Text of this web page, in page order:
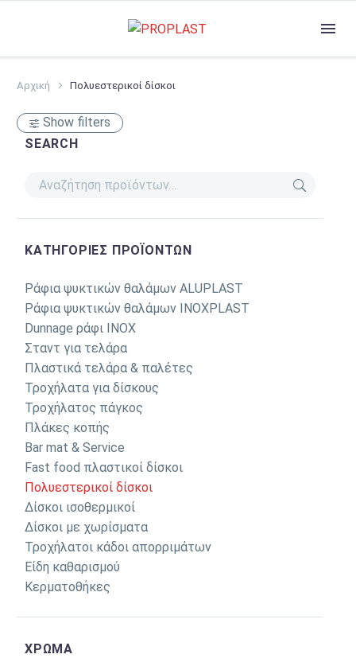
Αρχική Πολυεστερικοί δίσκοι
Show filters
SEARCH
ΚΑΤΗΓΟΡΊΕΣ ΠΡΟΪΌΝΤΩΝ
Ράφια ψυκτικών θαλάμων ALUPLAST
Ράφια ψυκτικών θαλάμων INOXPLAST
Dunnage ράφι INOX
Σταντ για τελάρα
Πλαστικά τελάρα & παλέτες
Τροχήλατα για δίσκους
Τροχήλατος πάγκος
Πλάκες κοπής
Bar mat & Service
Fast food πλαστικοί δίσκοι
Πολυεστερικοί δίσκοι
Δίσκοι ισοθερμικοί
Δίσκοι με χωρίσματα
Τροχήλατοι κάδοι απορριμάτων
Είδη καθαρισμού
Κερματοθήκες
ΧΡΩΜΑ